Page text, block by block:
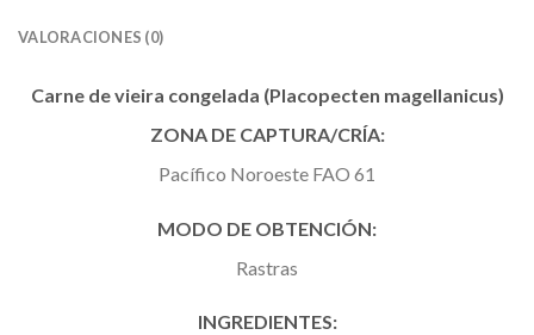
VALORACIONES (0)
Carne de vieira congelada (Placopecten magellanicus)
ZONA DE CAPTURA/CRÍA:
Pacífico Noroeste FAO 61
MODO DE OBTENCIÓN:
Rastras
INGREDIENTES: